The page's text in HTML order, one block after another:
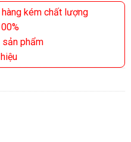
hàng kém chất lượng
sản phẩm